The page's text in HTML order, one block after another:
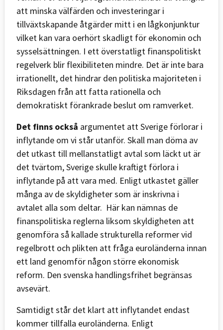
att minska välfärden och investeringar i
tillväxtskapande åtgärder mitt i en lågkonjunktur
vilket kan vara oerhört skadligt för ekonomin och
sysselsättningen. I ett överstatligt finanspolitiskt
regelverk blir flexibiliteten mindre. Det är inte bara
irrationellt, det hindrar den politiska majoriteten i
Riksdagen från att fatta rationella och
demokratiskt förankrade beslut om ramverket.
Det finns också argumentet att Sverige förlorar i
inflytande om vi står utanför. Skall man döma av
det utkast till mellanstatligt avtal som läckt ut är
det tvärtom, Sverige skulle kraftigt förlora i
inflytande på att vara med. Enligt utkastet gäller
många av de skyldigheter som är inskrivna i
avtalet alla som deltar. Här kan nämnas de
finanspolitiska reglerna liksom skyldigheten att
genomföra så kallade strukturella reformer vid
regelbrott och plikten att fråga euroländerna innan
ett land genomför någon större ekonomisk
reform. Den svenska handlingsfrihet begränsas
avsevärt.
Samtidigt står det klart att inflytandet endast
kommer tillfalla euroländerna. Enligt